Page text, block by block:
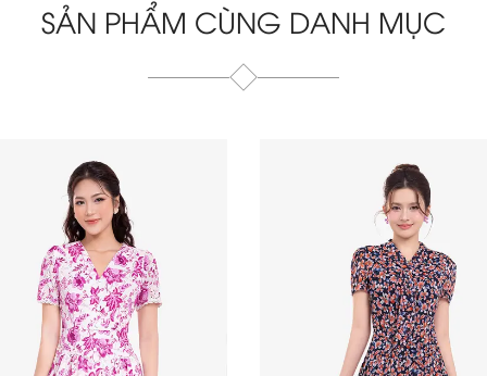
SẢN PHẨM CÙNG DANH MỤC